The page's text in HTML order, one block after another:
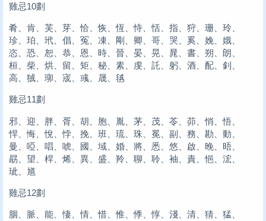
雞忌10劃
肴、肯、芙、芽、恰、恢、恆、恃、恬、指、狩、珊、玲、
珍、珀、玳、倡、冤、凍、剛、卿、哥、哭、奚、娩、娥、
恣、恐、恕、恭、恩、時、晉、晏、晃、晁、書、朔、朗、
桓、柴、烘、留、矩、秘、素、虔、託、躬、酒、配、釗、
高、狨、珋、宬、彧、晟、毧
雞忌11劃
邪、迎、胖、胥、胡、胞、胤、茅、茂、苓、茆、悄、悟、
悍、悔、悅、悖、挽、班、琉、珠、冕、副、務、勘、動、
曼、啞、唱、唬、國、域、婚、將、悉、悠、啟、晚、晤、
勗、望、桿、烯、異、盛、羚、聊、聆、袖、責、悒、浤、
玼、馗
雞忌12劃
胭、脈、能、悽、情、惜、惟、悸、惇、淺、清、猜、猛、